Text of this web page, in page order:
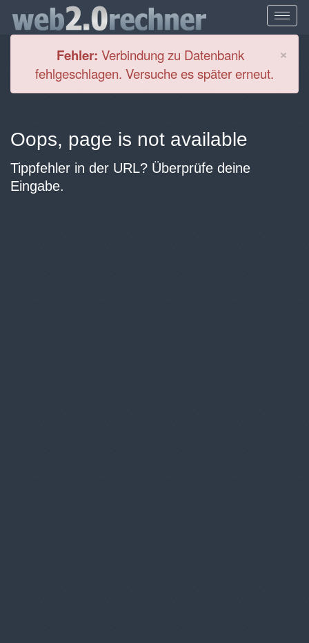
×
Fehler: Verbindung zu Datenbank
fehlgeschlagen. Versuche es später erneut.
Oops, page is not available
Tippfehler in der URL? Überprüfe deine
Eingabe.